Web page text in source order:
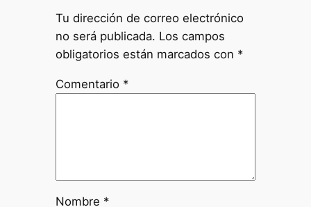
Tu dirección de correo electrónico
no será publicada. Los campos
obligatorios están marcados con *
Comentario *
Nombre *